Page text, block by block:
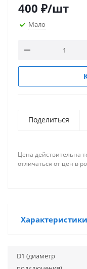
400 ₽/шт
Мало
Поделиться
Цена действительна
отличаться от цен в
Характеристики
D1 (диаметр